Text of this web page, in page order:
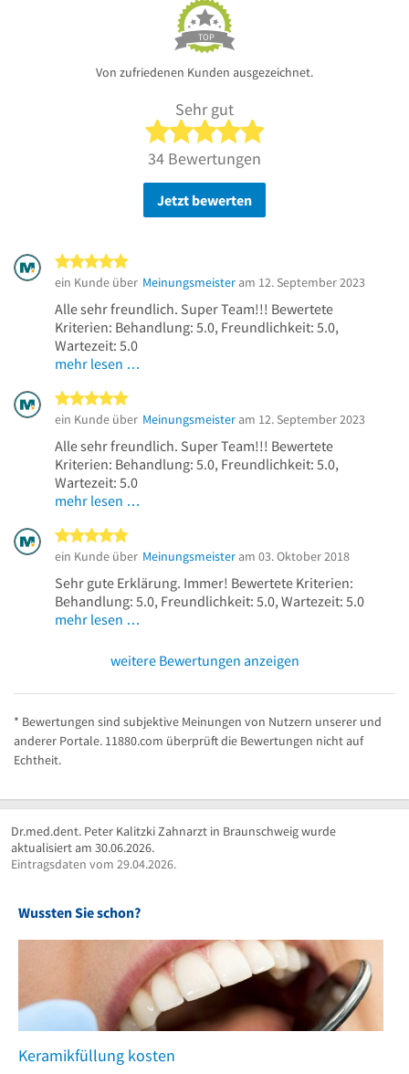
TOP
Von zufriedenen Kunden ausgezeichnet.
Sehr gut
5 von 5 Sternen
34 Bewertungen
Jetzt bewerten
ein Kunde über Meinungsmeister am 12. September 2023
Alle sehr freundlich. Super Team!!! Bewertete
Kriterien: Behandlung: 5.0, Freundlichkeit: 5.0,
Wartezeit: 5.0
mehr lesen …
ein Kunde über Meinungsmeister am 12. September 2023
Alle sehr freundlich. Super Team!!! Bewertete
Kriterien: Behandlung: 5.0, Freundlichkeit: 5.0,
Wartezeit: 5.0
mehr lesen …
ein Kunde über Meinungsmeister am 03. Oktober 2018
Sehr gute Erklärung. Immer! Bewertete Kriterien:
Behandlung: 5.0, Freundlichkeit: 5.0, Wartezeit: 5.0
mehr lesen …
weitere Bewertungen anzeigen
* Bewertungen sind subjektive Meinungen von Nutzern unserer und
anderer Portale. 11880.com überprüft die Bewertungen nicht auf
Echtheit.
Dr.med.dent. Peter Kalitzki Zahnarzt in Braunschweig wurde
aktualisiert am 30.06.2026.
Eintragsdaten vom 29.04.2026.
Wussten Sie schon?
Keramikfüllung kosten